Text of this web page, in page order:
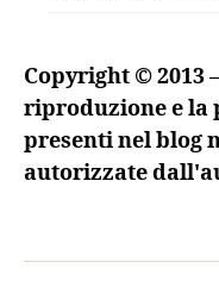
ranuncolo”,
Andreev,
Copyright © 2013
riproduzione e la
presenti nel blog
autorizzate